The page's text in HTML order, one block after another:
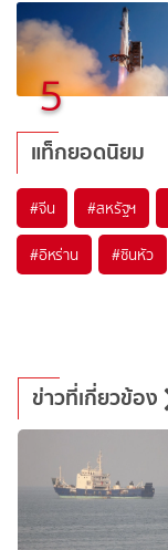
5
แท็กยอดนิยม
#จีน #สหรัฐฯ
#อิหร่าน #ซินหัว
ข่าวที่เกี่ยวข้อง